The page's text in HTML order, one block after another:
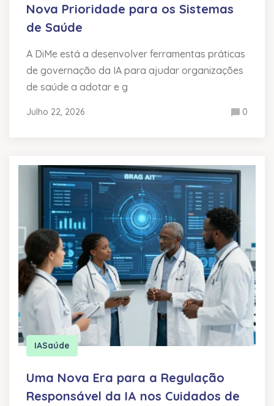
Nova Prioridade para os Sistemas
de Saúde
A DiMe está a desenvolver ferramentas práticas
de governação da IA para ajudar organizações
de saúde a adotar e g
Julho 22, 2026 0
IASaúde
Uma Nova Era para a Regulação
Responsável da IA nos Cuidados de